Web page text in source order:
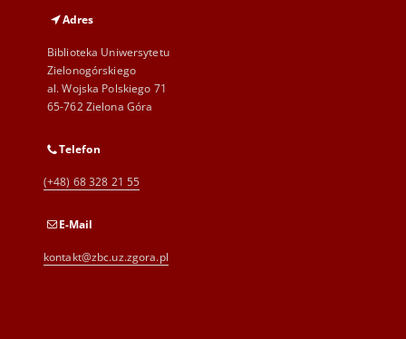
Adres
Biblioteka Uniwersytetu
Zielonogórskiego
al. Wojska Polskiego 71
65-762 Zielona Góra
Telefon
(+48) 68 328 21 55
E-Mail
kontakt@zbc.uz.zgora.pl